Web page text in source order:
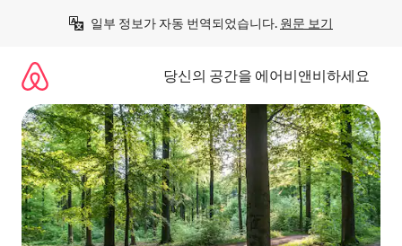
일부 정보가 자동 번역되었습니다. 원문 보기
당신의 공간을 에어비앤비하세요